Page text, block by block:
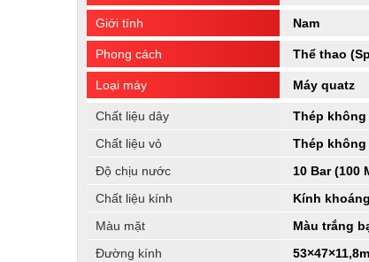
Giới tính Nam
Phong cách Thể thao
Loại máy Máy quatz
Chất liệu dây
Thép không
Chất liệu vỏ
Thép
Độ chịu nước
10 Bar (100
Chất liệu kính
Kính khoáng
Màu mặt
Màu trắng
Đường kính